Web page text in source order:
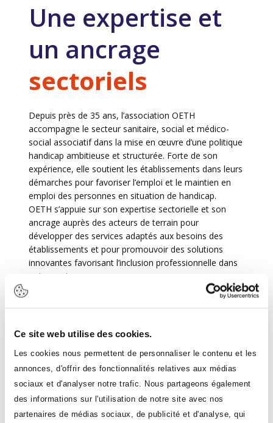
Ce site web utilise des cookies.
Les cookies nous permettent de personnaliser le contenu et les
annonces, d'offrir des fonctionnalités relatives aux médias
sociaux et d'analyser notre trafic. Nous partageons également
des informations sur l'utilisation de notre site avec nos
partenaires de médias sociaux, de publicité et d'analyse, qui
Une expertise et
un ancrage
sectoriels
Depuis près de 35 ans, l’association OETH
accompagne le secteur sanitaire, social et médico-
social associatif dans la mise en œuvre d’une politique
handicap ambitieuse et structurée. Forte de son
expérience, elle soutient les établissements dans leurs
démarches pour favoriser l’emploi et le maintien en
emploi des personnes en situation de handicap.
OETH s’appuie sur son expertise sectorielle et son
ancrage auprès des acteurs de terrain pour
développer des services adaptés aux besoins des
établissements et pour promouvoir des solutions
innovantes favorisant l’inclusion professionnelle dans
notre secteur.
Une équipeà vos
côtés
L'équipe permanente compte une vingtaine de salariés